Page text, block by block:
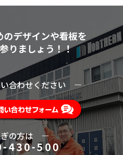
のデザインや看板を
りましょう！！
合わせください ー
の方は ー
430-500